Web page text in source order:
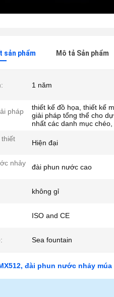
sản phẩm Mô tả Sản phẩm
1 năm
pháp
thiết kế đồ họa, thiết kế
giải pháp tổng thể cho
nhất các danh mục chéo,
thiết
Hiện đại
nhảy
đài phun nước cao
không gỉ
ISO and CE
Sea fountain
đài phun nước nhảy